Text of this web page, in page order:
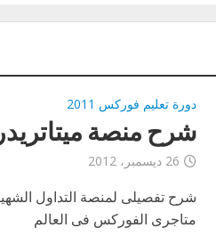
دورة تعليم فوركس 2011
شرح منصة ميتاتريدر
26 ديسمبر، 2012
متاجرى الفوركس فى العالم